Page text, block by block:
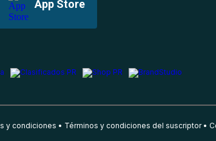
App Store
y condiciones Términos y condiciones del suscriptor